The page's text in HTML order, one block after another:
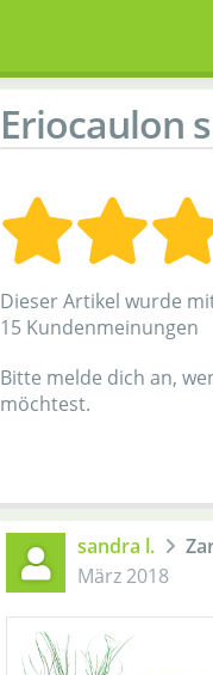
Eriocaulon
Dieser Artikel wurde
15 Kundenmeinungen
Bitte melde dich an,
möchtest.
sandra l.
März 2018